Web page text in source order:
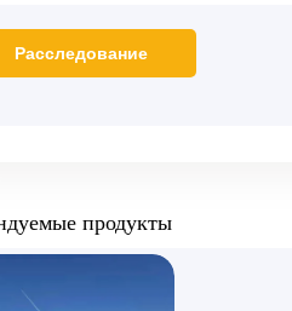
продукты